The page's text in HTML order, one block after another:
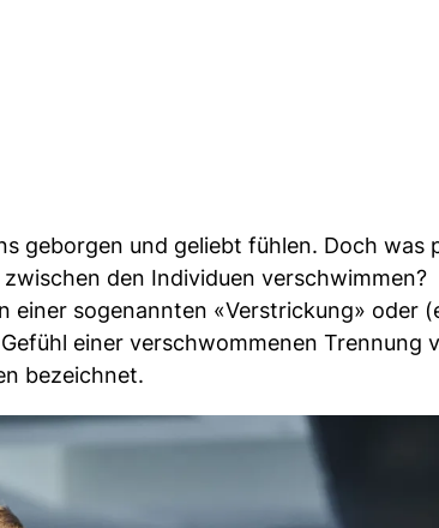
geborgen und geliebt fühlen. Doch was
den Individuen verschwimmen?
einer sogenannten «Verstrickung» oder
einer verschwommenen Trennung
bezeichnet.